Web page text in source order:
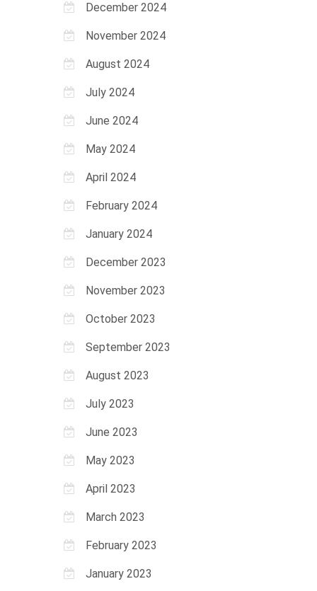
December 2024
November 2024
August 2024
July 2024
June 2024
May 2024
April 2024
February 2024
January 2024
December 2023
November 2023
October 2023
September 2023
August 2023
July 2023
June 2023
May 2023
April 2023
March 2023
February 2023
January 2023